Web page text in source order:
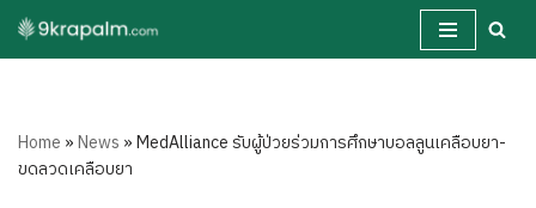
Skip
Home »News »MedAlliance รับผู้ป่วยร่วมการศึกษาบอลลูนเคลือบยา-
ขดลวดเคลือบยา